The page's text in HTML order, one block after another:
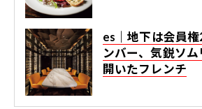
es｜地下は会員
ンバー、気鋭ソ
開いたフレンチ